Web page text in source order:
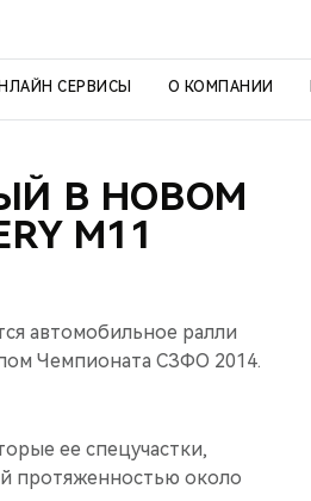
СЕРВИСЫ О КОМПАНИИ
В НОВОМ
M11
автомобильное ралли
Чемпионата СЗФО 2014.
ее спецучастки,
протяженностью около